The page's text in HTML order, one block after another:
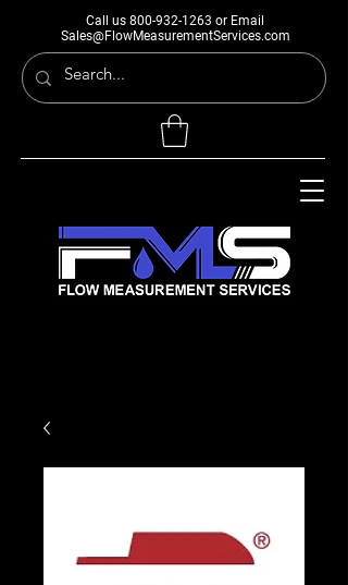
Call us 800-932-1263 or Email
Sales@FlowMeasurementServices.com